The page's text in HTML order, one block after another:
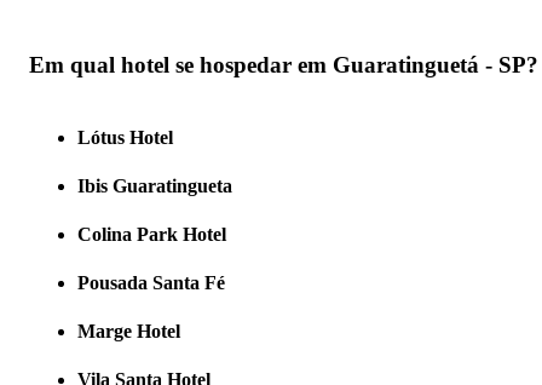
Em qual hotel se hospedar em Guaratinguetá - SP?
Lótus Hotel
Ibis Guaratingueta
Colina Park Hotel
Pousada Santa Fé
Marge Hotel
Vila Santa Hotel